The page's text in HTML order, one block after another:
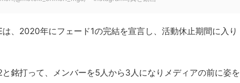
、2020年にフェード1の完結を宣言し、活動休止期間に入り
銘打って、メンバーを5人から3人になりメディアの前に姿を